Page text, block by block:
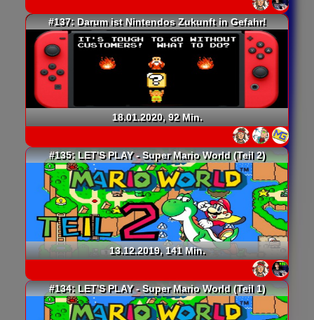
#137: Darum ist Nintendos Zukunft in Gefahr!
18.01.2020, 92 Min.
#135: LET'S PLAY - Super Mario World (Teil 2)
13.12.2019, 141 Min.
#134: LET'S PLAY - Super Mario World (Teil 1)